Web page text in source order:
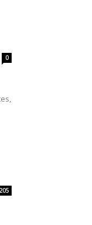
0
205